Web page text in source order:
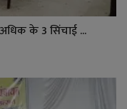
के 3 सिंचाई ...